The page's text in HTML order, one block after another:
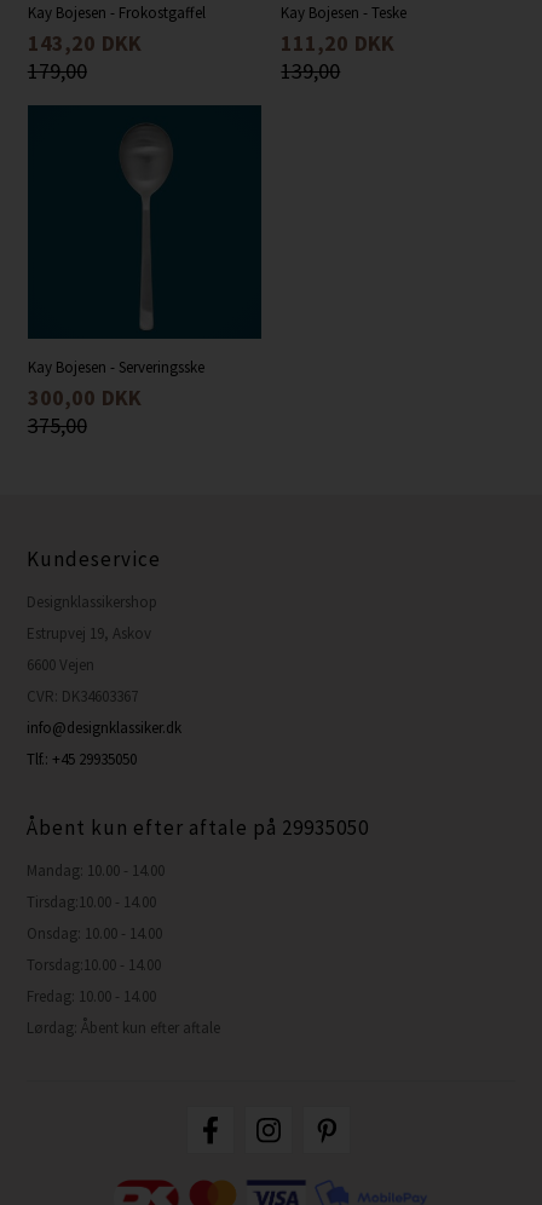
Kay Bojesen - Frokostgaffel
143,20 DKK
179,00
Kay Bojesen - Teske
111,20 DKK
139,00
Kay Bojesen - Serveringsske
300,00 DKK
375,00
Kundeservice
Designklassikershop
Estrupvej 19, Askov
6600 Vejen
CVR: DK34603367
info@designklassiker.dk
Tlf.: +45 29935050
Åbent kun efter aftale på 29935050
Mandag: 10.00 - 14.00
Tirsdag:10.00 - 14.00
Onsdag: 10.00 - 14.00
Torsdag:10.00 - 14.00
Fredag: 10.00 - 14.00
Lørdag: Åbent kun efter aftale